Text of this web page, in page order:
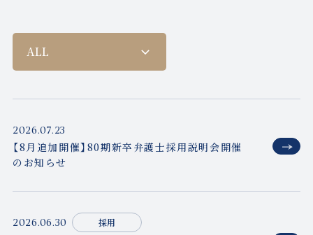
2026.07.23
【8月追加開催】80期新卒弁護士採用説明会開催
のお知らせ
2026.06.30 採用